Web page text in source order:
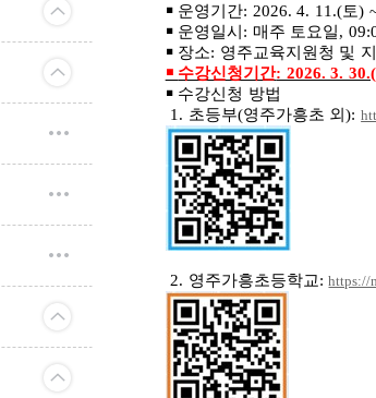
￭ 운영기간: 2026. 4. 11.(토)
￭ 운영일시 : 매주 토요일,
￭ 장소: 영주교육지원청 및
￭ 수강신청기간: 2026. 3. 30.(
￭ 수강신청 방법
1. 초등부(영주가흥초 외):
2. 영주가흥초등학교:https://